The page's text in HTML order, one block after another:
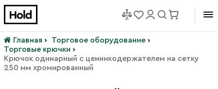
Главная › Торговое оборудование ›
Торговые крючки ›
Крючок одинарный с ценникодержателем на сетку
250 мм хромированный